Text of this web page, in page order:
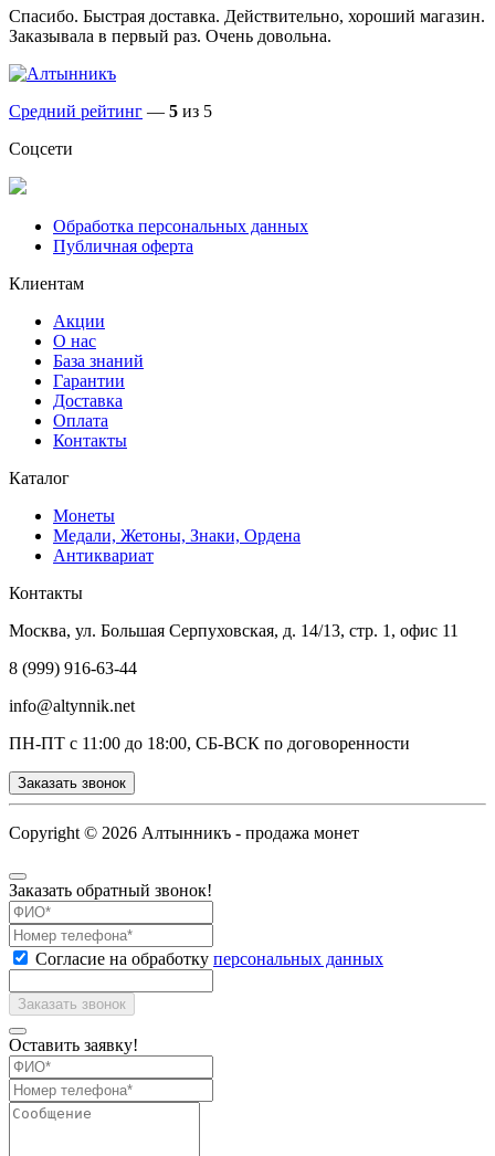
Спасибо. Быстрая доставка. Действительно, хороший магазин.
Заказывала в первый раз. Очень довольна.
Средний рейтинг — 5 из 5
Соцсети
Обработка персональных данных
Публичная оферта
Клиентам
Акции
О нас
База знаний
Гарантии
Доставка
Оплата
Контакты
Каталог
Монеты
Медали, Жетоны, Знаки, Ордена
Антиквариат
Контакты
Москва, ул. Большая Серпуховская, д. 14/13, стр. 1, офис 11
8 (999) 916-63-44
info@altynnik.net
ПН-ПТ с 11:00 до 18:00, СБ-ВСК по договоренности
Заказать звонок
Copyright © 2026 Алтынникъ - продажа монет
Заказать обратный звонок!
Согласие на обработку персональных данных
Оставить заявку!